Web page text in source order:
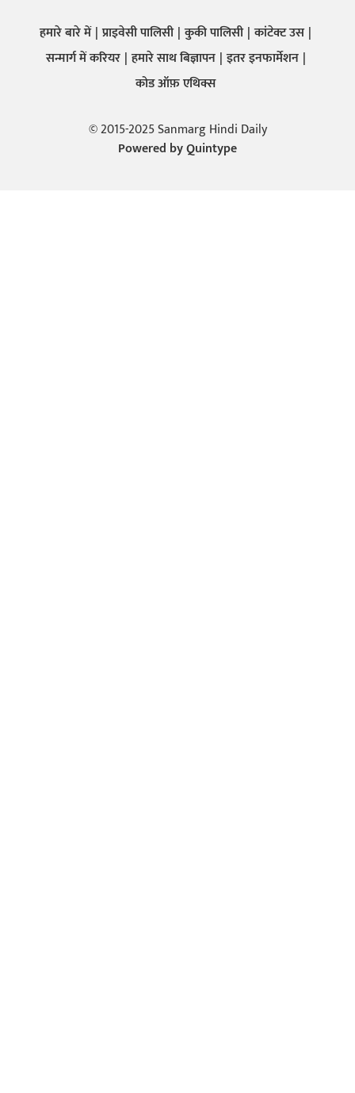
हमारे बारे में प्राइवेसी पालिसी कुकी पालिसी कांटेक्ट उस
सन्मार्ग में करियर हमारे साथ बिज्ञापन इतर इनफार्मेशन
कोड ऑफ़ एथिक्स
© 2015-2025 Sanmarg Hindi Daily
Powered byQuintype